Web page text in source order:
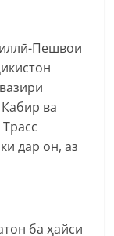
Пешвои
ва
дар он, аз
ба ҳайси